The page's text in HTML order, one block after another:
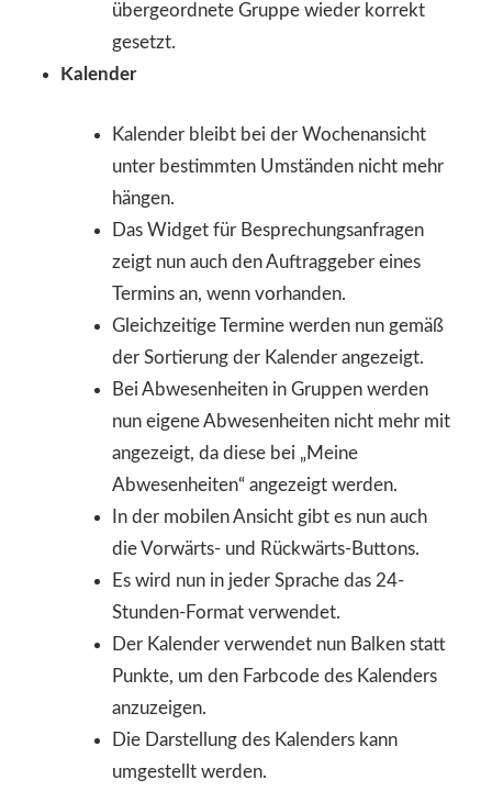
übergeordnete Gruppe wieder korrekt
gesetzt.
Kalender
Kalender bleibt bei der Wochenansicht
unter bestimmten Umständen nicht mehr
hängen.
Das Widget für Besprechungsanfragen
zeigt nun auch den Auftraggeber eines
Termins an, wenn vorhanden.
Gleichzeitige Termine werden nun gemäß
der Sortierung der Kalender angezeigt.
Bei Abwesenheiten in Gruppen werden
nun eigene Abwesenheiten nicht mehr mit
angezeigt, da diese bei „Meine
Abwesenheiten“ angezeigt werden.
In der mobilen Ansicht gibt es nun auch
die Vorwärts- und Rückwärts-Buttons.
Es wird nun in jeder Sprache das 24-
Stunden-Format verwendet.
Der Kalender verwendet nun Balken statt
Punkte, um den Farbcode des Kalenders
anzuzeigen.
Die Darstellung des Kalenders kann
umgestellt werden.